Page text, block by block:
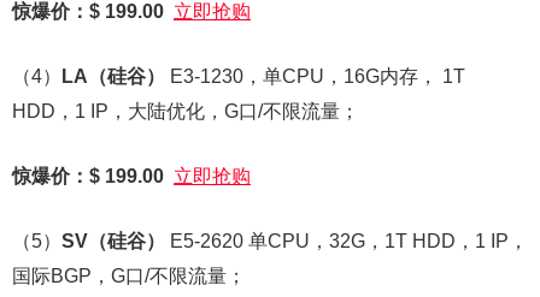
惊爆价：$ 199.00 立即抢购
（4） LA （硅谷）
E3-1230，单CPU，16G内存， 1T
HDD，1 IP，大陆优化，G口/不限流量；
惊爆价：$ 199.00 立即抢购
（5） SV （硅谷）
E5-2620 单CPU，32G，1T HDD，1 IP，
国际BGP，G口/不限流量；